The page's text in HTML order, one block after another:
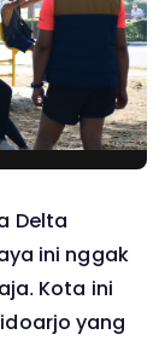
Delta
ini nggak
Kota ini
yang